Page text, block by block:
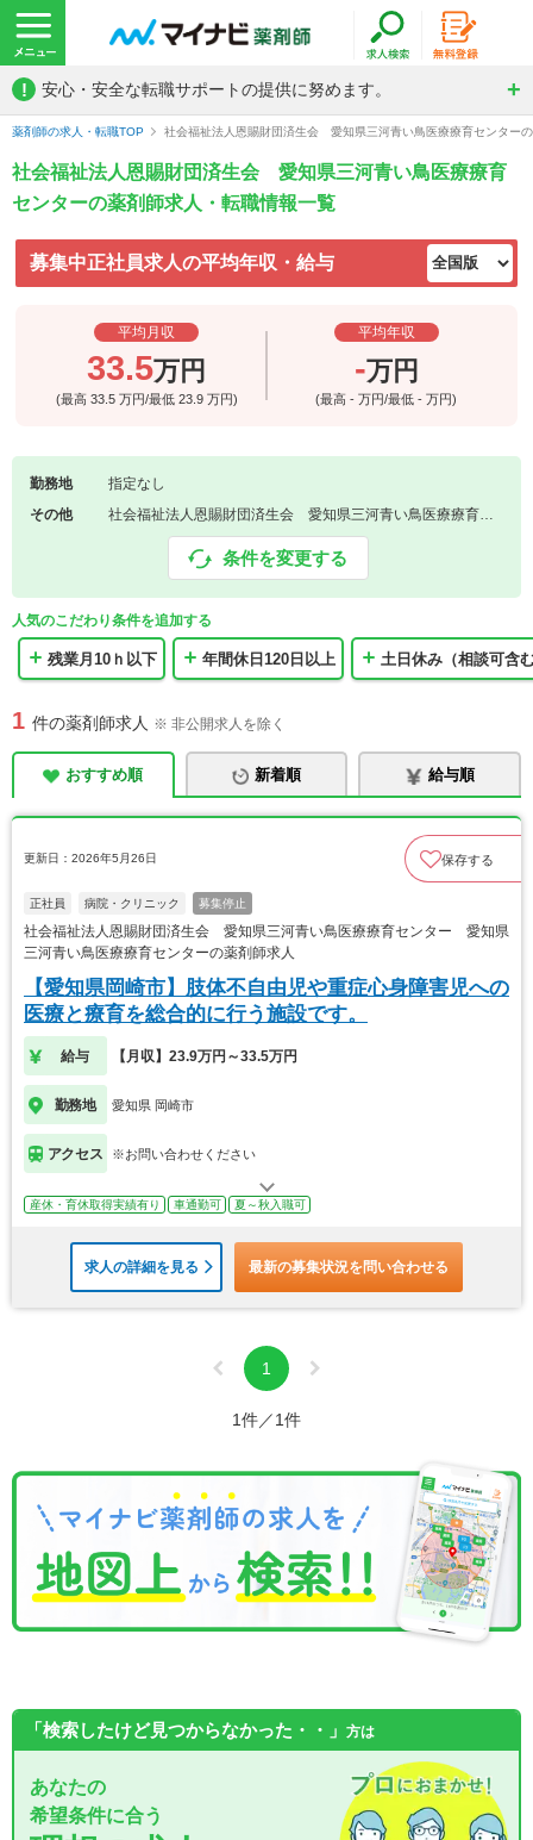
! 安心・安全な転職サポートの提供に努めます。
薬剤師の求人・転職TOP 社会福祉法人恩賜財団済生会 愛知県三河青い鳥医療療育センター
社会福祉法人恩賜財団済生会 愛知県三河青い鳥医療療育
センターの薬剤師求人・転職情報一覧
募集中正社員求人の平均年収・給与
平均月収
33.5万円
(最高 33.5 万円/最低 23.9 万円)
平均年収
-万円
(最高-万円/最低-万円)
勤務地
指定なし
その他
社会福祉法人恩賜財団済生会 愛知県三河青い鳥医療療育センター
条件を変更する
人気のこだわり条件を追加する
残業月10ｈ以下 年間休日120日以上 土日休み（相談可含
1 件の薬剤師求人 ※ 非公開求人を除く
おすすめ順 新着順 給与順
更新日：2026年5月26日 保存する
正社員 病院・クリニック 募集停止
社会福祉法人恩賜財団済生会 愛知県三河青い鳥医療療育センター 愛知県
三河青い鳥医療療育センターの薬剤師求人
【愛知県岡崎市】肢体不自由児や重症心身障害児への
医療と療育を総合的に行う施設です。
給与 【月収】23.9万円～33.5万円
勤務地 愛知県 岡崎市
アクセス ※お問い合わせください
産休・育休取得実績有り 車通勤可 夏～秋入職可
求人の詳細を見る 最新の募集状況を問い合わせる
1
1件／1件
「検索したけど見つからなかった・・」 方は
あなたの
希望条件に合う